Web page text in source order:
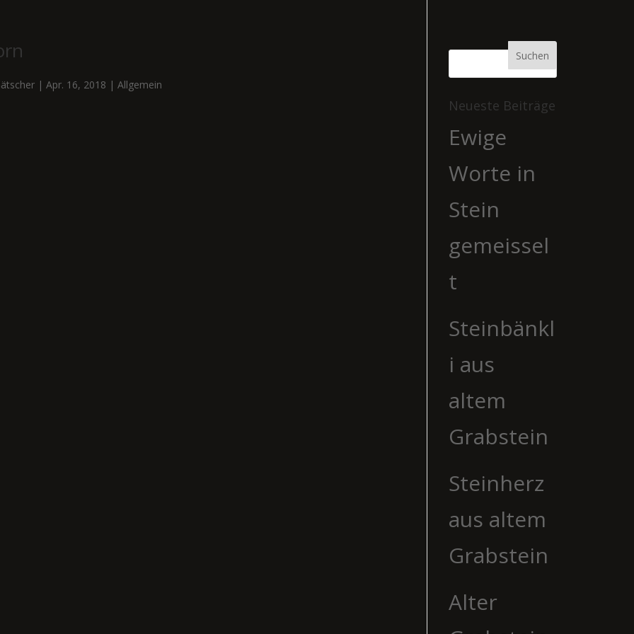
|Apr. 16, 2018 |Allgemein
Neueste Beiträge
Ewige
Worte in
Stein
gemeissel
t
Steinbänkl
i aus
altem
Grabstein
Steinherz
aus altem
Grabstein
Alter